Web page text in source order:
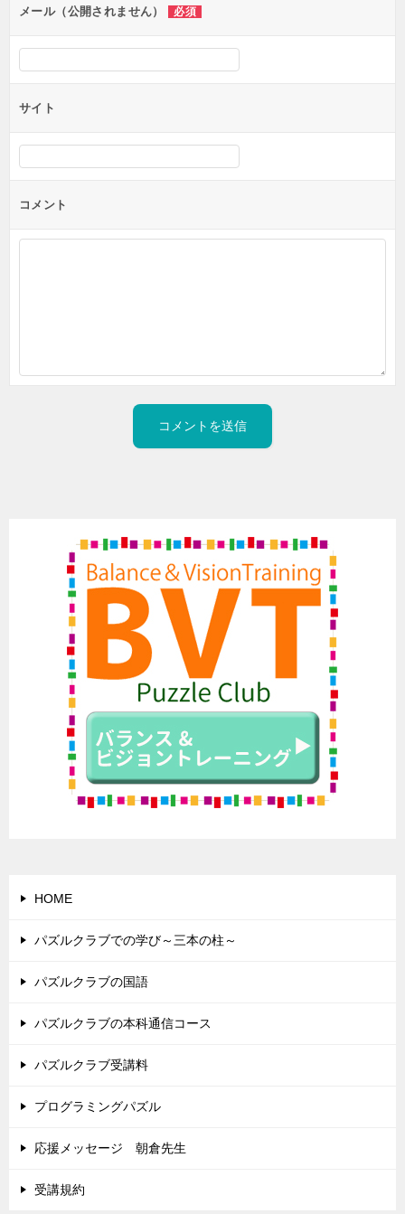
ンメール（公開されません） 必須
サイト
コメント
HOME
パズルクラブでの学び～三本の柱～
パズルクラブの国語
パズルクラブの本科通信コース
パズルクラブ受講料
プログラミングパズル
応援メッセージ 朝倉先生
受講規約